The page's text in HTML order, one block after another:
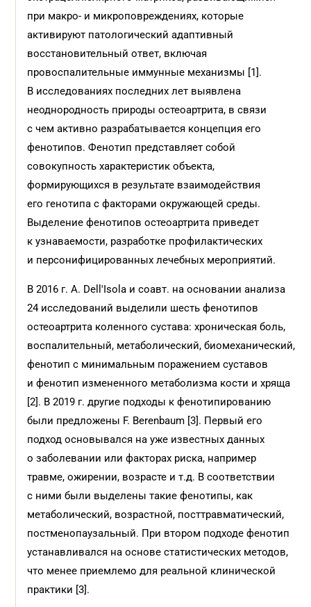
при макро- и микроповреждениях, которые
активируют патологический адаптивный
восстановительный ответ, включая
провоспалительные иммунные механизмы [1].
В исследованиях последних лет выявлена
неоднородность природы остеоартрита, в связи
с чем активно разрабатывается концепция его
фенотипов. Фенотип представляет собой
совокупность характеристик объекта,
формирующихся в результате взаимодействия
его генотипа с факторами окружающей среды.
Выделение фенотипов остеоартрита приведет
к узнаваемости, разработке профилактических
и персонифицированных лечебных мероприятий.
В 2016 г. A. Dell'Isola и соавт. на основании анализа
24 исследований выделили шесть фенотипов
остеоартрита коленного сустава: хроническая боль,
воспалительный, метаболический, биомеханический,
фенотип с минимальным поражением суставов
и фенотип измененного метаболизма кости и хряща
[2]. В 2019 г. другие подходы к фенотипированию
были предложены F. Berenbaum [3]. Первый его
подход основывался на уже известных данных
о заболевании или факторах риска, например
травме, ожирении, возрасте и т.д. В соответствии
с ними были выделены такие фенотипы, как
метаболический, возрастной, посттравматический,
постменопаузальный. При втором подходе фенотип
устанавливался на основе статистических методов,
что менее приемлемо для реальной клинической
практики [3].